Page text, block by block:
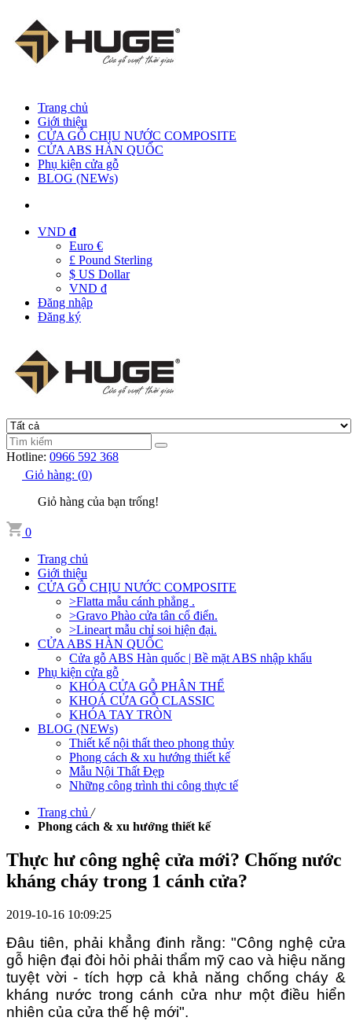
Trang chủ
Giới thiệu
CỬA GỖ CHỊU NƯỚC COMPOSITE
CỬA ABS HÀN QUỐC
Phụ kiện cửa gỗ
BLOG (NEWs)
VND đ
Euro €
£ Pound Sterling
$ US Dollar
VND đ
Đăng nhập
Đăng ký
Hotline: 0966 592 368
Giỏ hàng: (0)
Giỏ hàng của bạn trống!
0
Trang chủ
Giới thiệu
CỬA GỖ CHỊU NƯỚC COMPOSITE
>Flatta mẫu cánh phẳng .
>Gravo Phào cửa tân cổ điển.
>Lineart mẫu chỉ soi hiện đại.
CỬA ABS HÀN QUỐC
Cửa gỗ ABS Hàn quốc | Bề mặt ABS nhập khẩu
Phụ kiện cửa gỗ
KHÓA CỬA GỖ PHÂN THỂ
KHOÁ CỬA GỖ CLASSIC
KHÓA TAY TRÒN
BLOG (NEWs)
Thiết kế nội thất theo phong thủy
Phong cách & xu hướng thiết kế
Mẫu Nội Thất Đẹp
Những công trình thi công thực tế
Trang chủ /
Phong cách & xu hướng thiết kế
Thực hư công nghệ cửa mới? Chống nước
kháng cháy trong 1 cánh cửa?
2019-10-16 10:09:25
Đâu tiên, phải khẳng đinh rằng: "Công nghệ cửa
gỗ hiện đại đòi hỏi phải thẩm mỹ cao và hiệu năng
tuyệt vời - tích hợp cả khả năng chống cháy &
kháng nước trong cánh cửa như một điều hiển
nhiên của cửa thế hệ mới".